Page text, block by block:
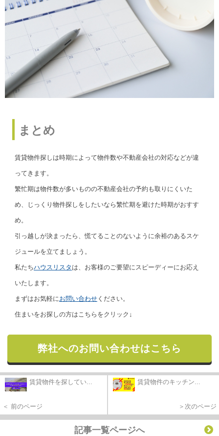
まとめ
賃貸物件探しは時期によって物件数や不動産会社の対応などが違
ってきます。
繁忙期は物件数が多いものの不動産会社の予約も取りにくいた
め、じっくり物件探しをしたいなら繁忙期を避けた時期がおすす
め。
引っ越しが決まったら、慌てることのないように余裕のあるスケ
ジュールを立てましょう。
私たちハウスリスタ は、お客様のご要望にスピーディーにお応え
いたします。
まずはお気軽にお問い合わせ ください。
住まいをお探しの方はこちらをクリック↓
弊社へのお問い合わせはこちら
賃貸物件を探してい...
＜ 前のページ
賃貸物件のキッチン...
＞次のページ
記事一覧ページへ